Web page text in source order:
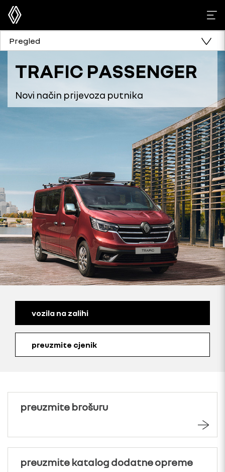
Pregled
TRAFIC PASSENGER
Novi način prijevoza putnika
vozila na zalihi
preuzmite cjenik
preuzmite brošuru
preuzmite katalog dodatne opreme